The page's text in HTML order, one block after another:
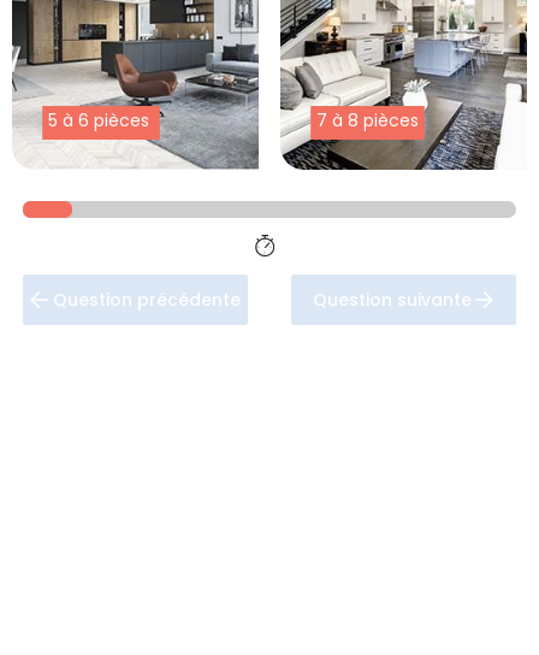
5 à 6 pièces 7 à 8 pièces
Question précédente Question suivante